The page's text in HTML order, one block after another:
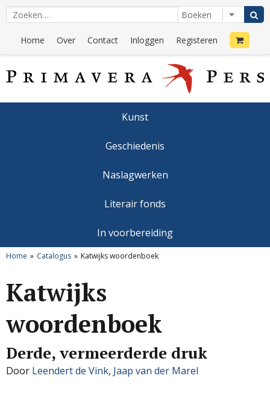
Home Over Contact Inloggen Registeren
Kunst
Geschiedenis
Naslagwerken
Literair fonds
In voorbereiding
Home Catalogus Katwijks woordenboek
Katwijks
woordenboek
Derde, vermeerderde druk
Door Leendert de Vink, Jaap van der Marel